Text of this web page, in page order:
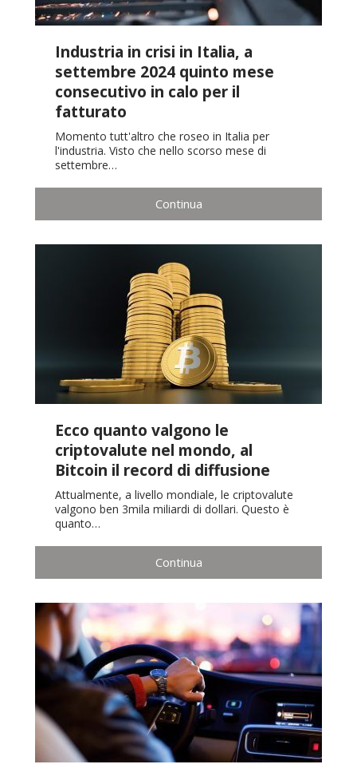
Industria in crisi in Italia, a
settembre 2024 quinto mese
consecutivo in calo per il
fatturato
Momento tutt'altro che roseo in Italia per
l'industria. Visto che nello scorso mese di
settembre…
Continua
Ecco quanto valgono le
criptovalute nel mondo, al
Bitcoin il record di diffusione
Attualmente, a livello mondiale, le criptovalute
valgono ben 3mila miliardi di dollari. Questo è
quanto…
Continua